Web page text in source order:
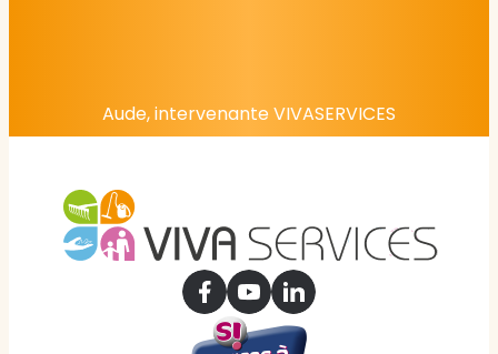
Aude, intervenante VIVASERVICES